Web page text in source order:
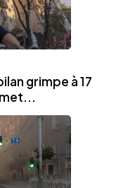
grimpe à 17